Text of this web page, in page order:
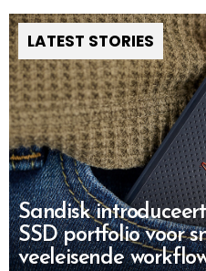
LATEST STORIES
Sandisk
SSD portfolio voor
veeleisende